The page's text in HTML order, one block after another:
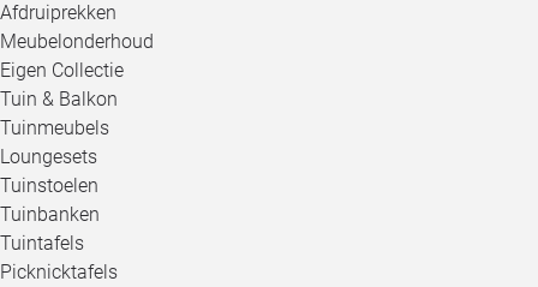
Afdruiprekken
Meubelonderhoud
Eigen Collectie
Tuin & Balkon
Tuinmeubels
Loungesets
Tuinstoelen
Tuinbanken
Tuintafels
Picknicktafels